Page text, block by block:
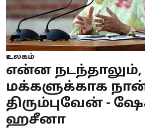
உலகம்
என்ன நடந்தாலும்,
மக்களுக்காக
திரும்புவேன் -
ஹசீனா